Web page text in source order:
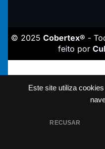
Este site utiliza
RECUSAR
© 2025 Cobertex® -
feito por